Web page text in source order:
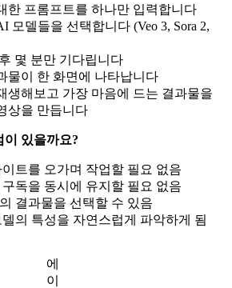
한 프롬프트를 하나만 입력합니다
모델들을 선택합니다 (Veo 3, Sora 2,
몇 분만 기다립니다
물이 한 화면에 나타납니다
생해보고 가장 마음에 드는 결과물을
상을 만듭니다
이 있을까요?
이트를 오가며 작업할 필요 없음
구독을 동시에 유지할 필요 없음
결과물을 선택할 수 있음
델의 특성을 자연스럽게 파악하게 됨
에
이